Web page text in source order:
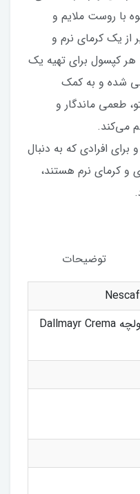
با روست ملایم و
از یک کرمای نرم و
کپسول برای تهیه یک
طراحی شده و به کمک
طعمی ماندگار و
می‌کند.
قهوه ۷ از ۱۱ بوده و برای افرادی که به دنبال
و کرمای نرم هستند،
کپسول گوستو دولچه Dallmayr Crema